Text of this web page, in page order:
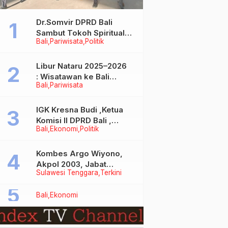
Bali Pariwisata Politik
Dr.Somvir DPRD Bali
Sambut Tokoh Spiritual
India Baba Bageshwar
Bali Pariwisata
Libur Nataru 2025–2026
: Wisatawan ke Bali
Meningkat, Isu Penurunan
Bali Ekonomi Politik
IGK Kresna Budi ,Ketua
Komisi II DPRD Bali ,
Angkat Bicara Soal
Bersubsidi Jenis Solar
Sulawesi Tenggara Terkini
Kombes Argo Wiyono,
Akpol 2003, Jabat
Dirlantas Polda Sultra
Bali Ekonomi